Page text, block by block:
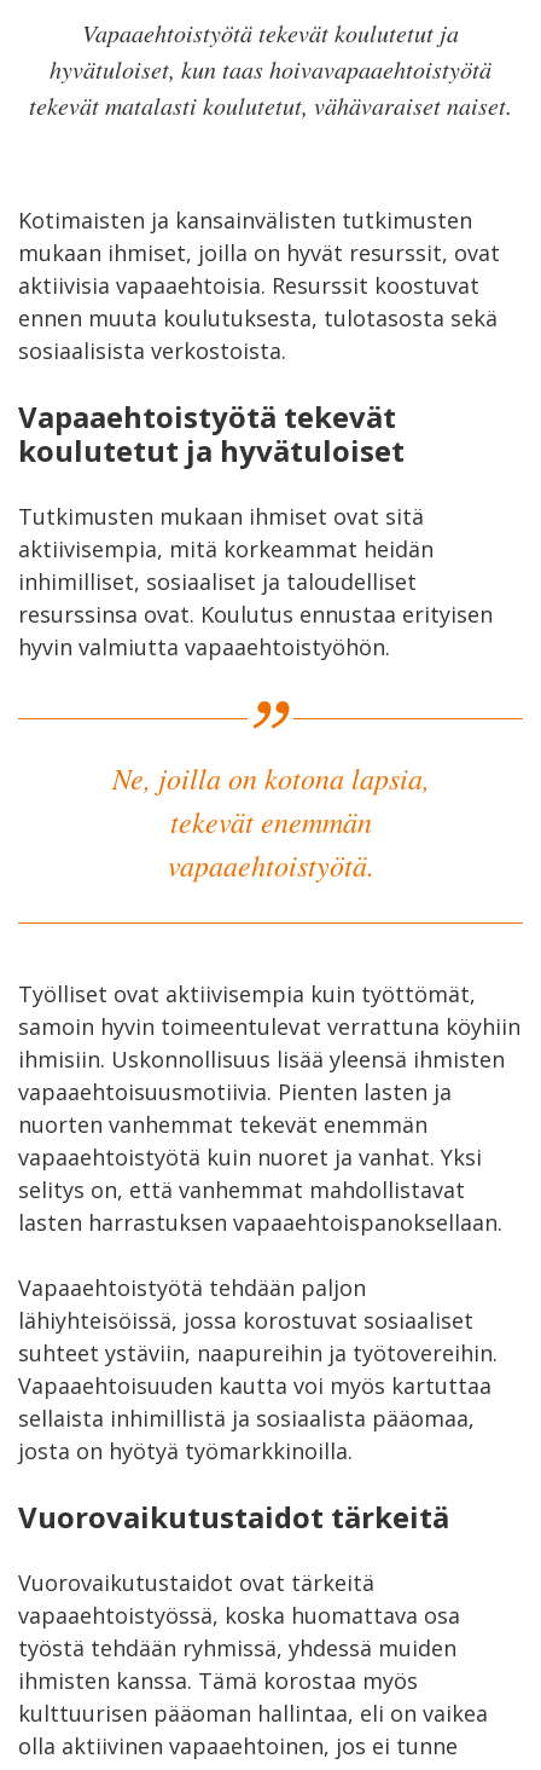
Vapaaehtoistyötä tekevät koulutetut ja
hyvätuloiset, kun taas hoivavapaaehtoistyötä
tekevät matalasti koulutetut, vähävaraiset naiset.
Kotimaisten ja kansainvälisten tutkimusten
mukaan ihmiset, joilla on hyvät resurssit, ovat
aktiivisia vapaaehtoisia. Resurssit koostuvat
ennen muuta koulutuksesta, tulotasosta sekä
sosiaalisista verkostoista.
Vapaaehtoistyötä tekevät
koulutetut ja hyvätuloiset
Tutkimusten mukaan ihmiset ovat sitä
aktiivisempia, mitä korkeammat heidän
inhimilliset, sosiaaliset ja taloudelliset
resurssinsa ovat. Koulutus ennustaa erityisen
hyvin valmiutta vapaaehtoistyöhön.
Ne, joilla on kotona lapsia,
tekevät enemmän
vapaaehtoistyötä.
Työlliset ovat aktiivisempia kuin työttömät,
samoin hyvin toimeentulevat verrattuna köyhiin
ihmisiin. Uskonnollisuus lisää yleensä ihmisten
vapaaehtoisuusmotiivia. Pienten lasten ja
nuorten vanhemmat tekevät enemmän
vapaaehtoistyötä kuin nuoret ja vanhat. Yksi
selitys on, että vanhemmat mahdollistavat
lasten harrastuksen vapaaehtoispanoksellaan.
Vapaaehtoistyötä tehdään paljon
lähiyhteisöissä, jossa korostuvat sosiaaliset
suhteet ystäviin, naapureihin ja työtovereihin.
Vapaaehtoisuuden kautta voi myös kartuttaa
sellaista inhimillistä ja sosiaalista pääomaa,
josta on hyötyä työmarkkinoilla.
Vuorovaikutustaidot tärkeitä
Vuorovaikutustaidot ovat tärkeitä
vapaaehtoistyössä, koska huomattava osa
työstä tehdään ryhmissä, yhdessä muiden
ihmisten kanssa. Tämä korostaa myös
kulttuurisen pääoman hallintaa, eli on vaikea
olla aktiivinen vapaaehtoinen, jos ei tunne